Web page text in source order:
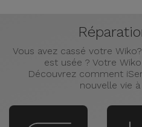
Vous avez cassé votre
est usée ? Votre
Découvrez comment
nouvelle vie